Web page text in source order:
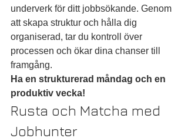
underverk för ditt jobbsökande. Genom
att skapa struktur och hålla dig
organiserad, tar du kontroll över
processen och ökar dina chanser till
framgång.
Ha en strukturerad måndag och en
produktiv vecka!
Rusta och Matcha med
Jobhunter